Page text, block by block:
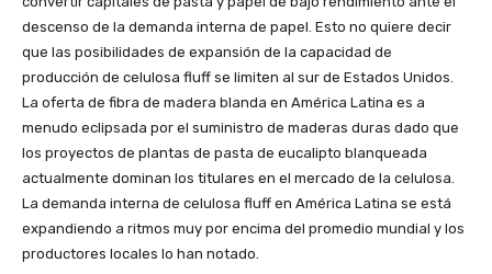
descenso de la demanda interna de papel. Esto no quiere decir
que las posibilidades de expansión de la capacidad de
producción de celulosa fluff se limiten al sur de Estados Unidos.
La oferta de fibra de madera blanda en América Latina es a
menudo eclipsada por el suministro de maderas duras dado que
los proyectos de plantas de pasta de eucalipto blanqueada
actualmente dominan los titulares en el mercado de la celulosa.
La demanda interna de celulosa fluff en América Latina se está
expandiendo a ritmos muy por encima del promedio mundial y los
productores locales lo han notado.